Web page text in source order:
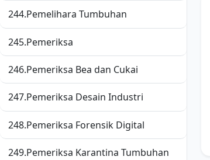
244.Pemelihara Tumbuhan
245.Pemeriksa
246.Pemeriksa Bea dan Cukai
247.Pemeriksa Desain Industri
248.Pemeriksa Forensik Digital
249.Pemeriksa Karantina Tumbuhan